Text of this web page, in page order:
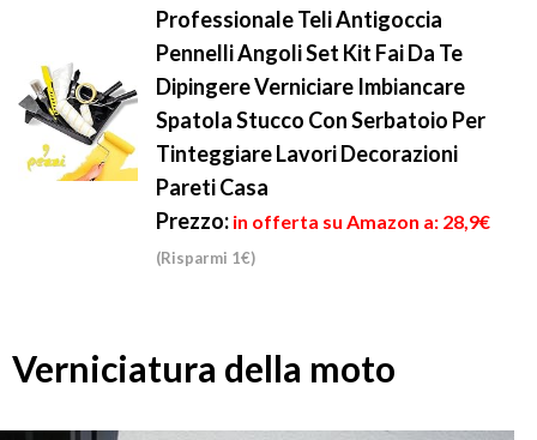
Professionale Teli Antigoccia
Pennelli Angoli Set Kit Fai Da Te
Dipingere Verniciare Imbiancare
Spatola Stucco Con Serbatoio Per
Tinteggiare Lavori Decorazioni
Pareti Casa
Prezzo: in offerta su Amazon a: 28,9€
(Risparmi 1€)
Verniciatura della moto